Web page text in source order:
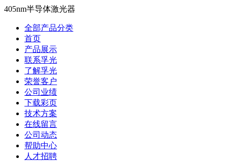
405nm半导体激光器
全部产品分类
首页
产品展示
联系孚光
了解孚光
荣誉客户
公司业绩
下载彩页
技术方案
在线留言
公司动态
帮助中心
人才招聘